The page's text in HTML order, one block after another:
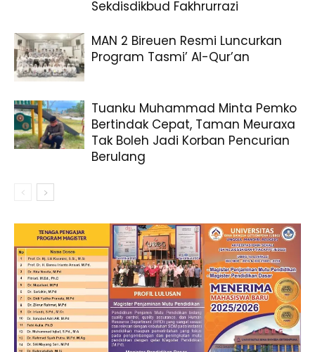
Sekdisdikbud Fakhrurrazi
MAN 2 Bireuen Resmi Luncurkan
Program Tasmi’ Al-Qur’an
Tuanku Muhammad Minta Pemko
Bertindak Cepat, Taman Meuraxa
Tak Boleh Jadi Korban Pencurian
Berulang